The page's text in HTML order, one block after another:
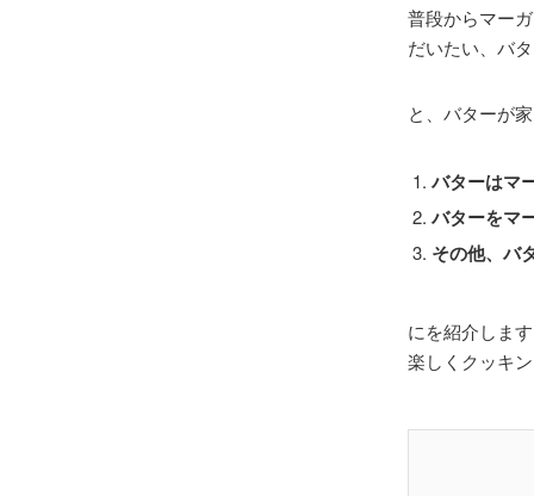
普段からマー
だいたい、バ
と、バターが
バターはマ
バターをマ
その他、バ
にを紹介しま
楽しくクッキ